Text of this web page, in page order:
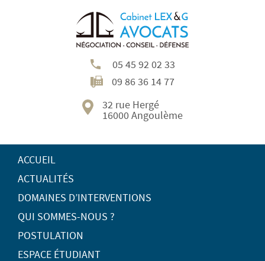
05 45 92 02 33
09 86 36 14 77
32 rue Hergé
16000 Angoulème
ACCUEIL
ACTUALITÉS
DOMAINES D’INTERVENTIONS
QUI SOMMES-NOUS ?
POSTULATION
ESPACE ÉTUDIANT